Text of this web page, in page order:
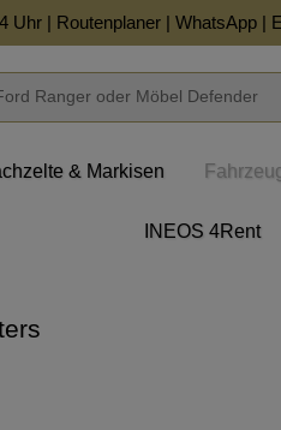
Uhr | Routenplaner | WhatsApp |
& Markisen
INEOS 4Rent